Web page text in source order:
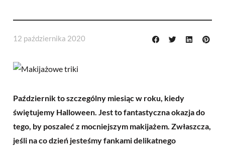
12 października 2020
Październik to szczególny miesiąc w roku, kiedy
świętujemy Halloween. Jest to fantastyczna okazja do
tego, by poszaleć z mocniejszym makijażem. Zwłaszcza,
jeśli na co dzień jesteśmy fankami delikatnego